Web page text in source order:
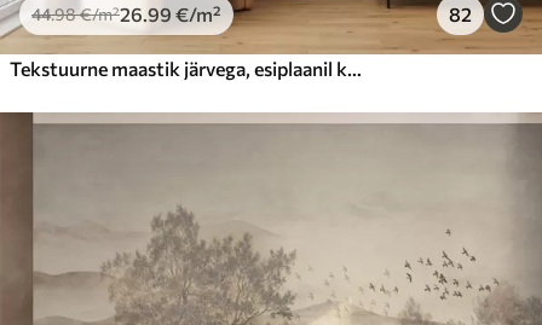
44.98€/m²26 .99 €/m² 82